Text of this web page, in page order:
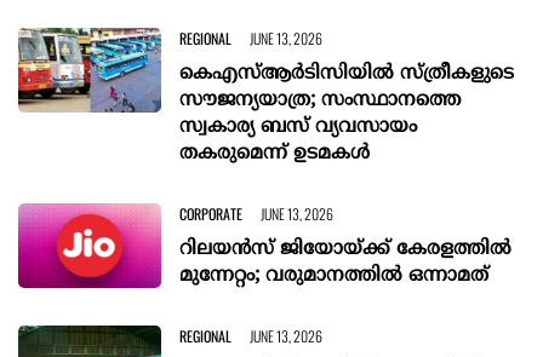
REGIONAL JUNE 13, 2026
കെഎസ്ആര്‍ടിസിയില്‍ സ്ത്രീകളുടെ
സൗജന്യയാത്ര; സംസ്ഥാനത്തെ
സ്വകാര്യ ബസ് വ്യവസായം
തകരുമെന്ന്‌ ഉടമകൾ
CORPORATE JUNE 13, 2026
റിലയൻസ് ജിയോയ്ക്ക് കേരളത്തിൽ
മുന്നേറ്റം; വരുമാനത്തിൽ ഒന്നാമത്
REGIONAL JUNE 13, 2026